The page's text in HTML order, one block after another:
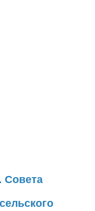
Совета